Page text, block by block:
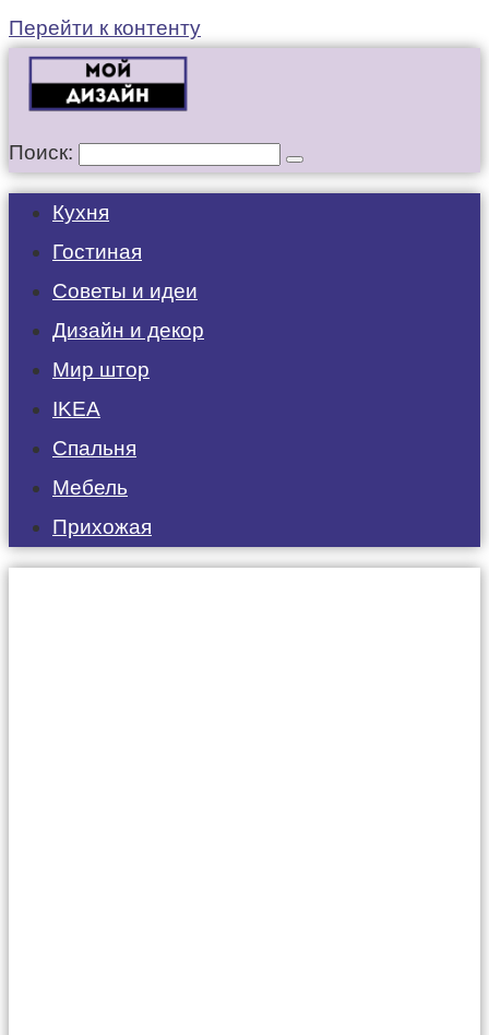
Перейти к контенту
Поиск:
Кухня
Гостиная
Советы и идеи
Дизайн и декор
Мир штор
IKEA
Спальня
Мебель
Прихожая